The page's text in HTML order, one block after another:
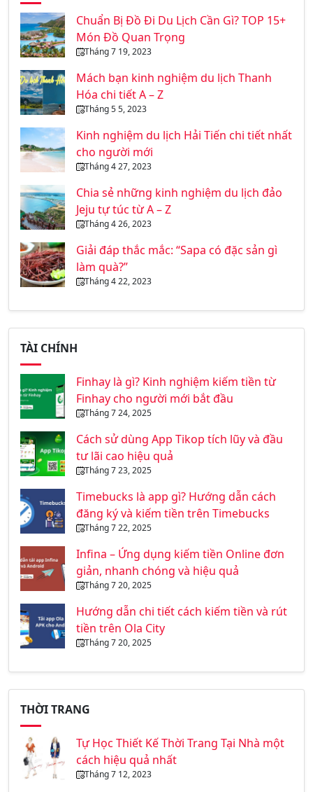
Chuẩn Bị Đồ Đi Du Lịch Cần Gì? TOP 15+
Món Đồ Quan Trọng
Tháng 7 19, 2023
Mách bạn kinh nghiệm du lịch Thanh
Hóa chi tiết A – Z
Tháng 5 5, 2023
Kinh nghiệm du lịch Hải Tiến chi tiết nhất
cho người mới
Tháng 4 27, 2023
Chia sẻ những kinh nghiệm du lịch đảo
Jeju tự túc từ A – Z
Tháng 4 26, 2023
Giải đáp thắc mắc: “Sapa có đặc sản gì
làm quà?”
Tháng 4 22, 2023
TÀI CHÍNH
Finhay là gì? Kinh nghiệm kiếm tiền từ
Finhay cho người mới bắt đầu
Tháng 7 24, 2025
Cách sử dùng App Tikop tích lũy và đầu
tư lãi cao hiệu quả
Tháng 7 23, 2025
Timebucks là app gì? Hướng dẫn cách
đăng ký và kiếm tiền trên Timebucks
Tháng 7 22, 2025
Infina – Ứng dụng kiếm tiền Online đơn
giản, nhanh chóng và hiệu quả
Tháng 7 20, 2025
Hướng dẫn chi tiết cách kiếm tiền và rút
tiền trên Ola City
Tháng 7 20, 2025
THỜI TRANG
Tự Học Thiết Kế Thời Trang Tại Nhà một
cách hiệu quả nhất
Tháng 7 12, 2023